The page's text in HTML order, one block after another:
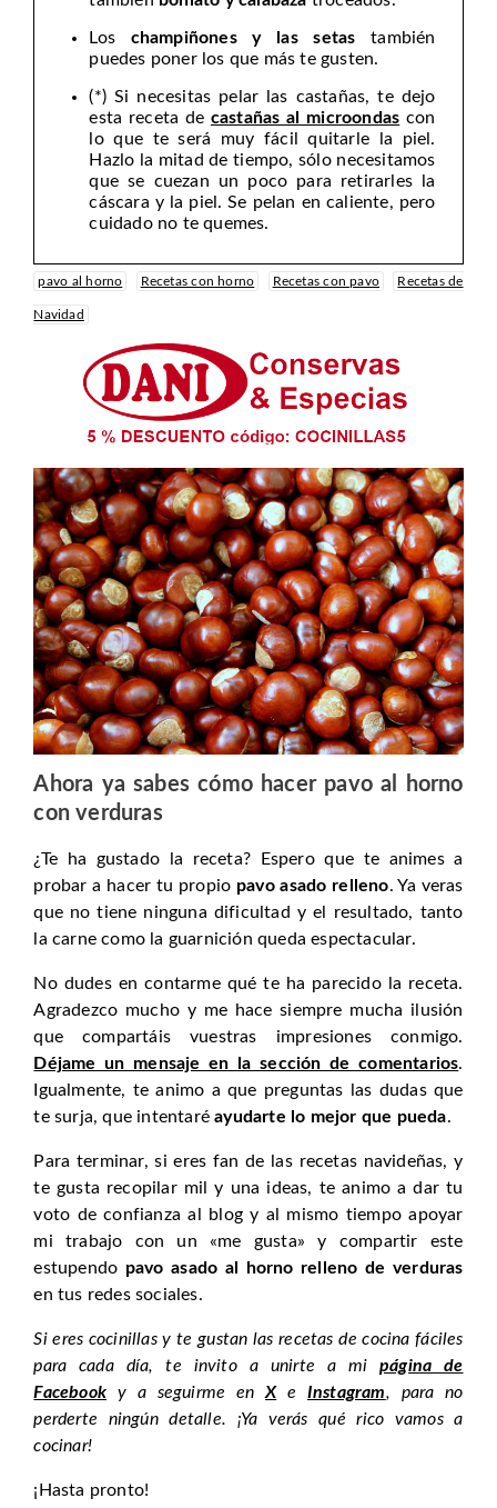
Los champiñones y las setas también
puedes poner los que más te gusten.
(*) Si necesitas pelar las castañas, te dejo
esta receta de castañas al microondas con
lo que te será muy fácil quitarle la piel.
Hazlo la mitad de tiempo, sólo necesitamos
que se cuezan un poco para retirarles la
cáscara y la piel. Se pelan en caliente, pero
cuidado no te quemes.
pavo al horno Recetas con horno Recetas con pavo Recetas de
Navidad
Ahora ya sabes cómo hacer pavo al horno
con verduras
¿Te ha gustado la receta? Espero que te animes a
probar a hacer tu propio pavo asado relleno. Ya veras
que no tiene ninguna dificultad y el resultado, tanto
la carne como la guarnición queda espectacular.
No dudes en contarme qué te ha parecido la receta.
Agradezco mucho y me hace siempre mucha ilusión
que compartáis vuestras impresiones conmigo.
Déjame un mensaje en la sección de comentarios.
Igualmente, te animo a que preguntas las dudas que
te surja, que intentaréayudarte lo mejor que pueda.
Para terminar, si eres fan de las recetas navideñas, y
te gusta recopilar mil y una ideas, te animo a dar tu
voto de confianza al blog y al mismo tiempo apoyar
mi trabajo con un «me gusta» y compartir este
estupendo pavo asado al horno relleno de verduras
en tus redes sociales.
Si eres cocinillas y te gustan las recetas de cocina fáciles
para cada día, te invito a unirte a mipágina de
Facebook y a seguirme enXe Instagram, para no
perderte ningún detalle. ¡Ya verás qué rico vamos a
cocinar!
¡Hasta pronto!